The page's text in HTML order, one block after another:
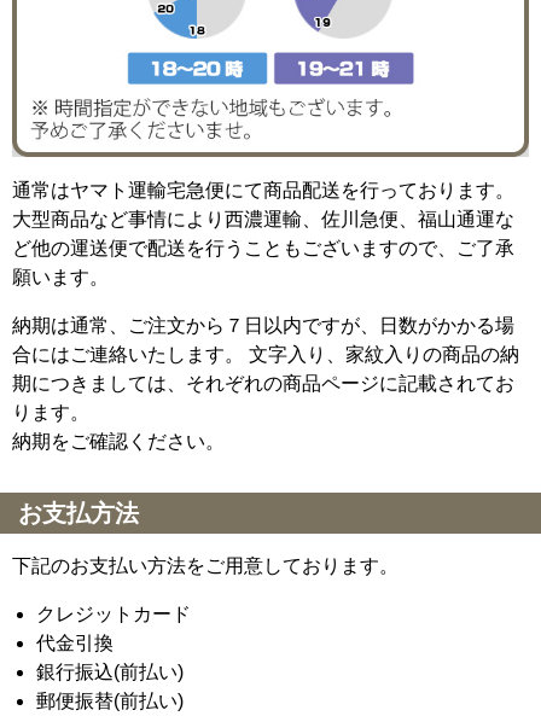
通常はヤマト運輸宅急便にて商品配送を行っております。
大型商品など事情により西濃運輸、佐川急便、福山通運な
ど他の運送便で配送を行うこともございますので、ご了承
願います。
納期は通常、ご注文から７日以内ですが、日数がかかる場
合にはご連絡いたします。 文字入り、家紋入りの商品の納
期につきましては、それぞれの商品ページに記載されてお
ります。
納期をご確認ください。
お支払方法
下記のお支払い方法をご用意しております。
クレジットカード
代金引換
銀行振込(前払い)
郵便振替(前払い)